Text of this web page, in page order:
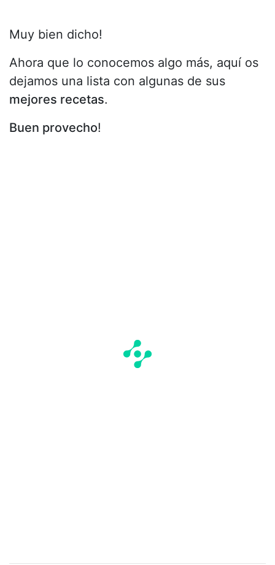
Muy bien dicho!
Ahora que lo conocemos algo más, aquí os
dejamos una lista con algunas de sus
mejores recetas.
Buen provecho!